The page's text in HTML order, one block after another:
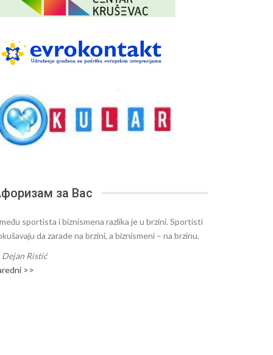
за Вас
sportista i biznismena razlika je u brzini. Sportisti
da zarade na brzini, a biznismeni – na brzinu.
Dejan Ristić
>>